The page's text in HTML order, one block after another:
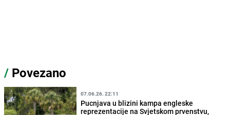
/ Povezano
07.06.26. 22:11
Pucnjava u blizini kampa engleske
reprezentacije na Svjetskom prvenstvu,